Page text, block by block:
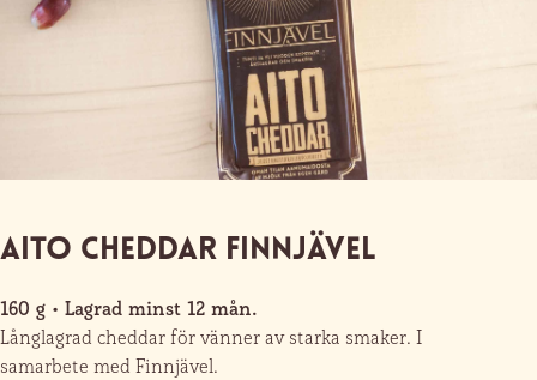
Aito Cheddar Finnjävel
160 g • Lagrad minst 12 mån.
Långlagrad cheddar för vänner av starka smaker. I
samarbete med Finnjävel.